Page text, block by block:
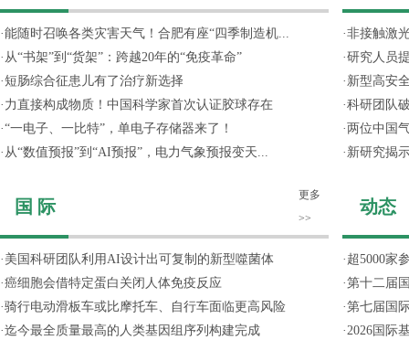
·能随时召唤各类灾害天气！合肥有座“四季制造机...
· 从“书架”到“货架”：跨越20年的“免疫革命”
· 短肠综合征患儿有了治疗新选择
· 力直接构成物质！中国科学家首次认证胶球存在
·“一电子、一比特”，单电子存储器来了！
· 从“数值预报”到“AI预报”，电力气象预报变天...
国 际
更多
>>
· 美国科研团队利用AI设计出可复制的新型噬菌体
·癌细胞会借特定蛋白关闭人体免疫反应
·骑行电动滑板车或比摩托车、自行车面临更高风险
·迄今最全质量最高的人类基因组序列构建完成
·非接触激
·研究人员
· 新型高安
·科研团队
· 两位中国
· 新研究揭
动态
· 超5000家
·第十二届
·第七届国
·2026国际